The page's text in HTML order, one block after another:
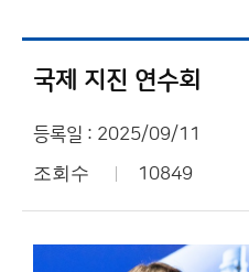
국제 지진 연수회
등록일 : 2025/09/11
조회수 10849